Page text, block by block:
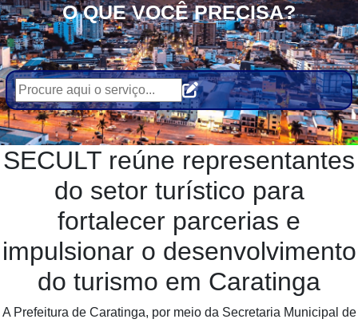
O QUE VOCÊ PRECISA?
SECULT reúne representantes
do setor turístico para
fortalecer parcerias e
impulsionar o desenvolvimento
do turismo em Caratinga
A Prefeitura de Caratinga, por meio da Secretaria Municipal de